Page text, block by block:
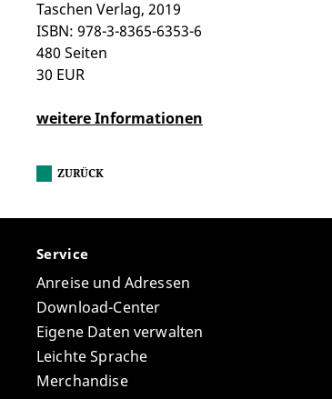
Taschen Verlag, 2019
ISBN: 978-3-8365-6353-6
480 Seiten
30 EUR
weitere Informationen
ZURÜCK
Service
Anreise und Adressen
Download-Center
Eigene Daten verwalten
Leichte Sprache
Merchandise